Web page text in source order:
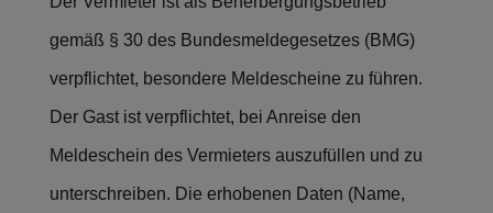
gemäß § 30 des Bundesmeldegesetzes (BMG)
verpflichtet, besondere Meldescheine zu führen.
Der Gast ist verpflichtet, bei Anreise den
Meldeschein des Vermieters auszufüllen und zu
unterschreiben. Die erhobenen Daten (Name,